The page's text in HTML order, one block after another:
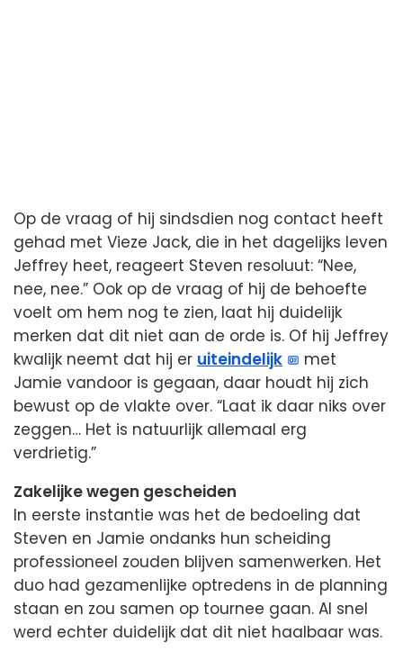
Op de vraag of hij sindsdien nog contact heeft
gehad met Vieze Jack, die in het dagelijks leven
Jeffrey heet, reageert Steven resoluut: “Nee,
nee, nee.” Ook op de vraag of hij de behoefte
voelt om hem nog te zien, laat hij duidelijk
merken dat dit niet aan de orde is. Of hij Jeffrey
kwalijk neemt dat hij er uiteindelijk
met
Jamie vandoor is gegaan, daar houdt hij zich
bewust op de vlakte over. “Laat ik daar niks over
zeggen… Het is natuurlijk allemaal erg
verdrietig.”
Zakelijke wegen gescheiden
In eerste instantie was het de bedoeling dat
Steven en Jamie ondanks hun scheiding
professioneel zouden blijven samenwerken. Het
duo had gezamenlijke optredens in de planning
staan en zou samen op tournee gaan. Al snel
werd echter duidelijk dat dit niet haalbaar was.